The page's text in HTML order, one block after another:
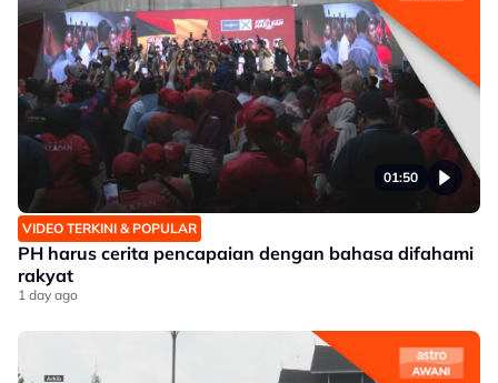
01:50
VIDEO TERKINI & POPULAR
PH harus cerita pencapaian dengan bahasa difahami
rakyat
1 day ago